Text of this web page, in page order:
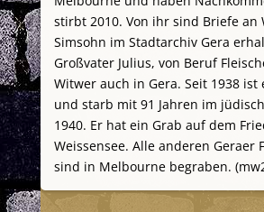
stirbt 2010. Von ihr sind Briefe an
Simsohn im Stadtarchiv Gera
Großvater Julius, von Beruf
Witwer auch in Gera. Seit 1938 ist
und starb mit 91 Jahren im
1940. Er hat ein Grab auf dem
Weissensee. Alle anderen Geraer
sind in Melbourne begraben.